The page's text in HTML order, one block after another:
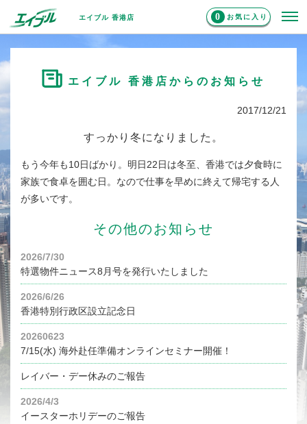
エイブル 香港店 0 お気に入り
エイブル 香港店からのお知らせ
2017/12/21
すっかり冬になりました。
もう今年も10日ばかり。明日22日は冬至、香港では夕食時に
家族で食卓を囲む日。なので仕事を早めに終えて帰宅する人
が多いです。
その他のお知らせ
2026/7/30
特選物件ニュース8月号を発行いたしました
2026/6/26
香港特別行政区設立記念日
20260623
7/15(水) 海外赴任準備オンラインセミナー開催！
レイバー・デー休みのご報告
2026/4/3
イースターホリデーのご報告